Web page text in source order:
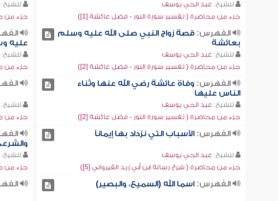
للشيخ: عبد الحي يوسف
جزء من محاضرة ( تفسير سورة النور - فضل عائشة [1])
للشيخ:
جزء من
الفهرس:قصة زواج النبي صلى الله عليه وسلم
بعائشة
للشيخ: عبد الحي يوسف
جزء من محاضرة ( تفسير سورة النور - فضل عائشة [2])
عليه
للشيخ:
جزء من
الفهرس: وفاة عائشة رضي الله عنها وثناء
الناس عليها
للشيخ: عبد الحي يوسف
جزء من محاضرة ( تفسير سورة النور - فضل عائشة [2])
للشيخ:
جزء من
الفهرس:الأسباب التي نزداد بها إيماناً
للشيخ: عبد الحي يوسف
جزء من محاضرة ( شرح رسالة ابن أبي زيد القيرواني [5])
للشيخ:
جزء من
الفهرس:اسما الله (السميع، والبصير)